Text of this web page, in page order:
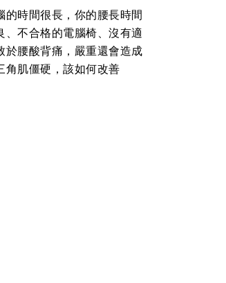
的時間很長，你的腰長時間
、不合格的電腦椅、沒有適
於腰酸背痛，嚴重還會造成
角肌僵硬，該如何改善